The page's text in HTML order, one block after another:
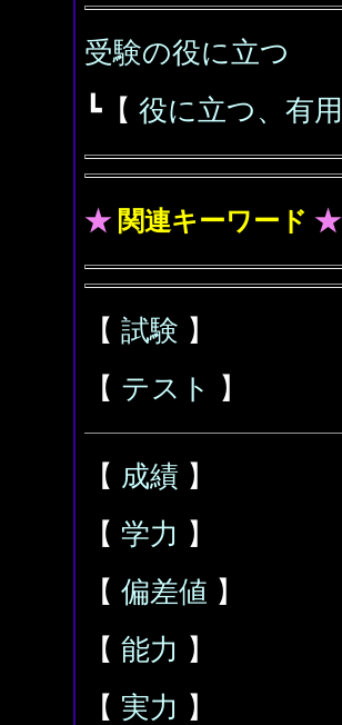
受験の役に立つ
┗【 役に立つ、有用
★ 関連キーワード ★
【 試験 】
【 テスト 】
【 成績 】
【 学力 】
【 偏差値 】
【 能力 】
【 実力 】